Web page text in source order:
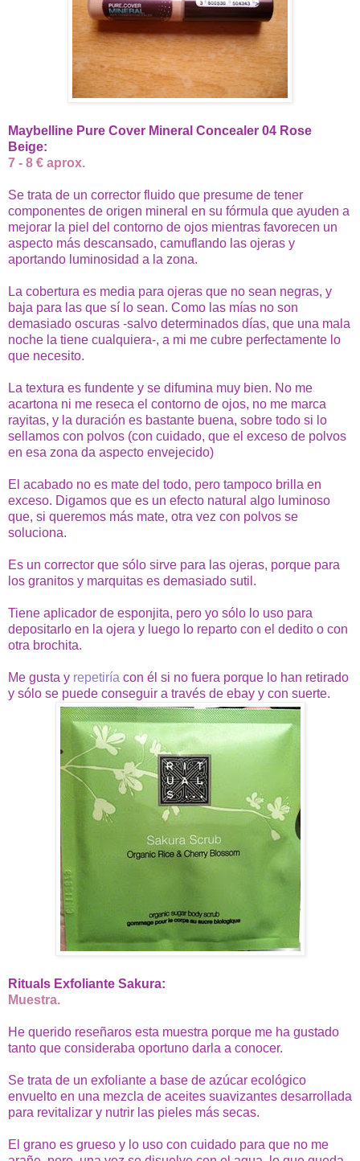
Maybelline Pure Cover Mineral Concealer 04 Rose
Beige:
7 - 8 € aprox.
Se trata de un corrector fluido que presume de tener
componentes de origen mineral en su fórmula que ayuden a
mejorar la piel del contorno de ojos mientras favorecen un
aspecto más descansado, camuflando las ojeras y
aportando luminosidad a la zona.
La cobertura es media para ojeras que no sean negras, y
baja para las que sí lo sean. Como las mías no son
demasiado oscuras -salvo determinados días, que una mala
noche la tiene cualquiera-, a mi me cubre perfectamente lo
que necesito.
La textura es fundente y se difumina muy bien. No me
acartona ni me reseca el contorno de ojos, no me marca
rayitas, y la duración es bastante buena, sobre todo si lo
sellamos con polvos (con cuidado, que el exceso de polvos
en esa zona da aspecto envejecido)
El acabado no es mate del todo, pero tampoco brilla en
exceso. Digamos que es un efecto natural algo luminoso
que, si queremos más mate, otra vez con polvos se
soluciona.
Es un corrector que sólo sirve para las ojeras, porque para
los granitos y marquitas es demasiado sutil.
Tiene aplicador de esponjita, pero yo sólo lo uso para
depositarlo en la ojera y luego lo reparto con el dedito o con
otra brochita.
Me gusta y repetiría con él si no fuera porque lo han retirado
y sólo se puede conseguir a través de ebay y con suerte.
Rituals Exfoliante Sakura:
Muestra.
He querido reseñaros esta muestra porque me ha gustado
tanto que consideraba oportuno darla a conocer.
Se trata de un exfoliante a base de azúcar ecológico
envuelto en una mezcla de aceites suavizantes desarrollada
para revitalizar y nutrir las pieles más secas.
El grano es grueso y lo uso con cuidado para que no me